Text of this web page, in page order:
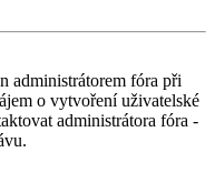
administrátorem fóra při
o vytvoření uživatelské
administrátora fóra -